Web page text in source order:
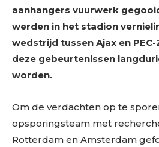
aanhangers vuurwerk
werden in het stadion
wedstrijd tussen Ajax en
deze gebeurtenissen
worden.
Om de verdachten op te
opsporingsteam met
Rotterdam en Amsterdam